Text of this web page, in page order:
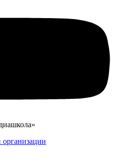
организации